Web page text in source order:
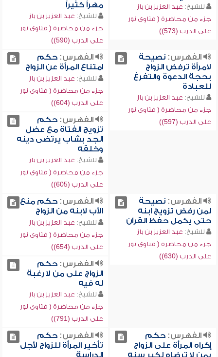
للشيخ: عبد العزيز بن باز
جزء من محاضرة ( فتاوى نور
على الدرب (573))
مهراً كثيراً
للشيخ: عبد العزيز بن باز
جزء من محاضرة ( فتاوى نور
على الدرب (590))
الفهرس:نصيحة
لامرأة ترفض الزواج
بحجة الدعوة والتفرغ
للعبادة
للشيخ: عبد العزيز بن باز
جزء من محاضرة ( فتاوى نور
على الدرب (597))
الفهرس:حكم
امتناع المرأة عن الزواج ‏
للشيخ: عبد العزيز بن باز
جزء من محاضرة ( فتاوى نور
على الدرب (604))
الفهرس:حكم
تزويج الفتاة مع عضل
الجد بشاب يرتضى دينه
وخلقه
للشيخ: عبد العزيز بن باز
جزء من محاضرة ( فتاوى نور
على الدرب (605))
الفهرس:نصيحة
لمن رفض تزويج ابنه
حتى يكمل حفظ القرآن
للشيخ: عبد العزيز بن باز
جزء من محاضرة ( فتاوى نور
على الدرب (630))
الفهرس:حكم منع
الأب لابنه من الزواج
للشيخ: عبد العزيز بن باز
جزء من محاضرة ( فتاوى نور
على الدرب (654))
الفهرس:حكم
الزواج على من لا رغبة
له فيه
للشيخ: عبد العزيز بن باز
جزء من محاضرة ( فتاوى نور
على الدرب (791))
الفهرس:حكم
إكراه المرأة على الزواج
بمن لا ترضاه لكبر سنه
الفهرس:حكم
تأخير المرأة للزواج لأجل
الدراسة